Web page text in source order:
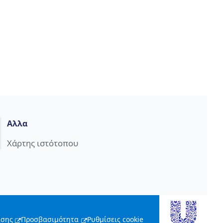
Αλλα
Χάρτης ιστότοπου
Προσβασιμότητα Ρυθμίσεις cookie